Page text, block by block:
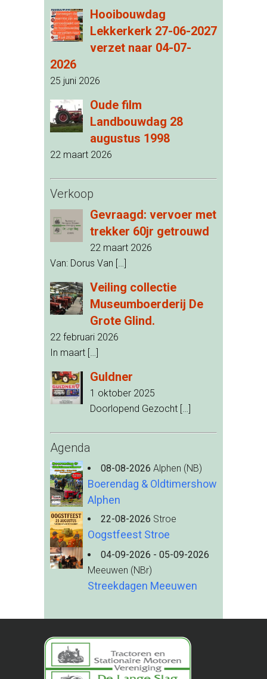
Hooibouwdag
Lekkerkerk 27-06-2027
verzet naar 04-07-
2026
25 juni 2026
Oude film
Landbouwdag 28
augustus 1998
22 maart 2026
Verkoop
Gevraagd: vervoer met
trekker 60jr getrouwd
22 maart 2026
Van: Dorus Van […]
Veiling collectie
Museumboerderij De
Grote Glind.
22 februari 2026
In maart […]
Guldner
1 oktober 2025
Doorlopend Gezocht […]
Agenda
08-08-2026 Alphen (NB)
Boerendag & Oldtimershow
Alphen
22-08-2026 Stroe
Oogstfeest Stroe
04-09-2026 - 05-09-2026
Meeuwen (NBr)
Streekdagen Meeuwen